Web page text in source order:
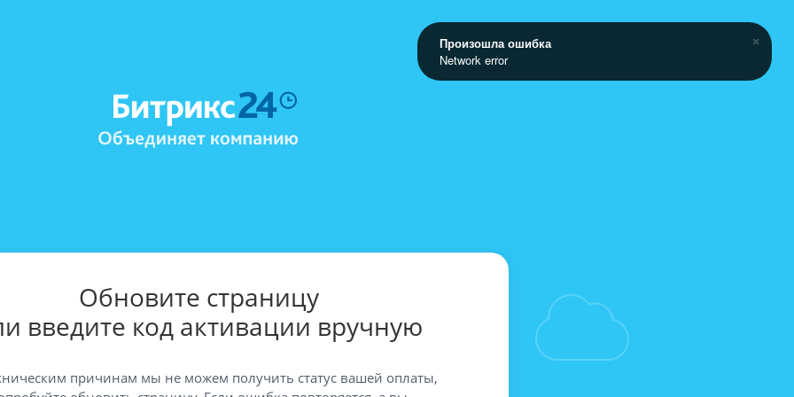
Обновите страницу
введите код активации вручную
причинам мы не можем получить статус вашей оплаты,
Произошла ошибка
Network error